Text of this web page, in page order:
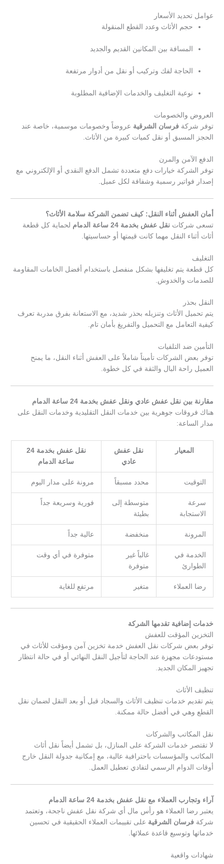
عوامل تحديد الأسعار
حجم الأثاث وعدد القطع المنقولة
المسافة بين المكانين القديم والجديد
الحاجة لفك وتركيب أو نقل من أدوار مرتفعة
نوعية التغليف والخدمات الإضافية المطلوبة
العروض والخصومات
توفر شركةفرسان الشرقية عروضاً وخصومات موسمية، خاصة عند
الحجز المسبق أو نقل كميات كبيرة من الأثاث.
الدفع الآمن والمرن
توفر الشركة خيارات دفع متعددة تشمل الدفع النقدي أو الإلكتروني مع
إصدار فواتير رسمية وشفافة لكل عميل.
أمان العفش أثناء النقل: كيف تضمن الشركة سلامة الأثاث؟
تسعى شركاتنقل عفش بخدمة 24 ساعة الدمام
لحماية كل قطعة
أثاث أثناء النقل مهما كانت قيمتها أو حساسيتها.
التغليف
كل قطعة يتم تغليفها بشكل منفصل باستخدام أفضل الخامات المقاومة
للصدمات والخدوش.
النقل بحذر
يتم تحميل الأثاث وتنزيله بحذر شديد، مع الاستعانة بفرق مدربة تعرف
كيفية التعامل مع التحميل والتفريغ بأمان تام.
التأمين ضد التلفيات
توفر بعض الشركات تأميناً شاملاً على العفش أثناء النقل، ما يمنح
العميل راحة البال والثقة في كل خطوة.
مقارنة بين نقل عفش عادي ونقل عفش بخدمة 24 ساعة الدمام
هناك فروقات جوهرية بين خدمات النقل التقليدية وخدمات النقل على
مدار الساعة:
المعيار
نقل عفش
عادي
نقل عفش بخدمة 24
ساعة الدمام
التوقيت محدد مسبقاً مرونة على مدار اليوم
سرعة
الاستجابة
متوسطة إلى
بطيئة
فورية وسريعة جداً
المرونة منخفضة عالية جداً
الخدمة في
الطوارئ
غالباً غير
متوفرة
متوفرة في أي وقت
رضا العملاء متغير مرتفع للغاية
خدمات إضافية تقدمها الشركة
التخزين المؤقت للعفش
توفر بعض شركات نقل العفش خدمة تخزين آمن ومؤقت للأثاث في
مستودعات مجهزة عند الحاجة لتأجيل النقل النهائي أو في حالة انتظار
تجهيز المكان الجديد.
تنظيف الأثاث
يتم تقديم خدمات تنظيف الأثاث والسجاد قبل أو بعد النقل لضمان نقل
القطع وهي في أفضل حالة ممكنة.
نقل المكاتب والشركات
لا تقتصر خدمات الشركة على المنازل، بل تشمل أيضاً نقل أثاث
المكاتب والمؤسسات باحترافية عالية، مع إمكانية جدولة النقل خارج
أوقات الدوام الرسمي لتفادي تعطيل العمل.
آراء وتجارب العملاء مع نقل عفش بخدمة 24 ساعة الدمام
يعتبر رضا العملاء هو رأس مال أي شركة نقل عفش ناجحة، وتعتمد
شركةفرسان الشرقية على تقييمات العملاء الحقيقية في تحسين
خدماتها وتوسيع قاعدة عملائها.
شهادات واقعية